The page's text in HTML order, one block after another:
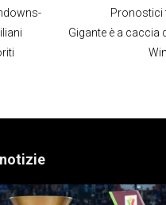
Pronostici
Gigante è a caccia